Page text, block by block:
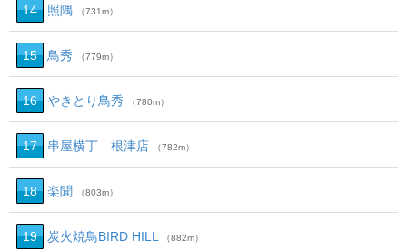
14 照隅 （731m）
15 鳥秀 （779m）
16 やきとり鳥秀 （780m）
17 串屋横丁 根津店 （782m）
18 楽聞 （803m）
19 炭火焼鳥BIRD HILL （882m）